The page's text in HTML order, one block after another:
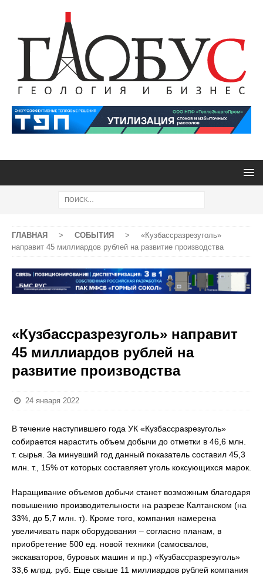
ГЛАВНАЯ > СОБЫТИЯ >
«Кузбассразрезуголь»
направит 45 миллиардов рублей на развитие производства
«Кузбассразрезуголь» направит
45 миллиардов рублей на
развитие производства
24 января 2022
В течение наступившего года УК «Кузбассразрезуголь»
собирается нарастить объем добычи до отметки в 46,6 млн.
т. сырья. За минувший год данный показатель составил 45,3
млн. т., 15% от которых составляет уголь коксующихся марок.
Наращивание объемов добычи станет возможным благодаря
повышению производительности на разрезе Калтанском (на
33%, до 5,7 млн. т). Кроме того, компания намерена
увеличивать парк оборудования – согласно планам, в
приобретение 500 ед. новой техники (самосвалов,
экскаваторов, буровых машин и пр.) «Кузбассразрезуголь»
33,6 млрд. руб. Еще свыше 11 миллиардов рублей компания